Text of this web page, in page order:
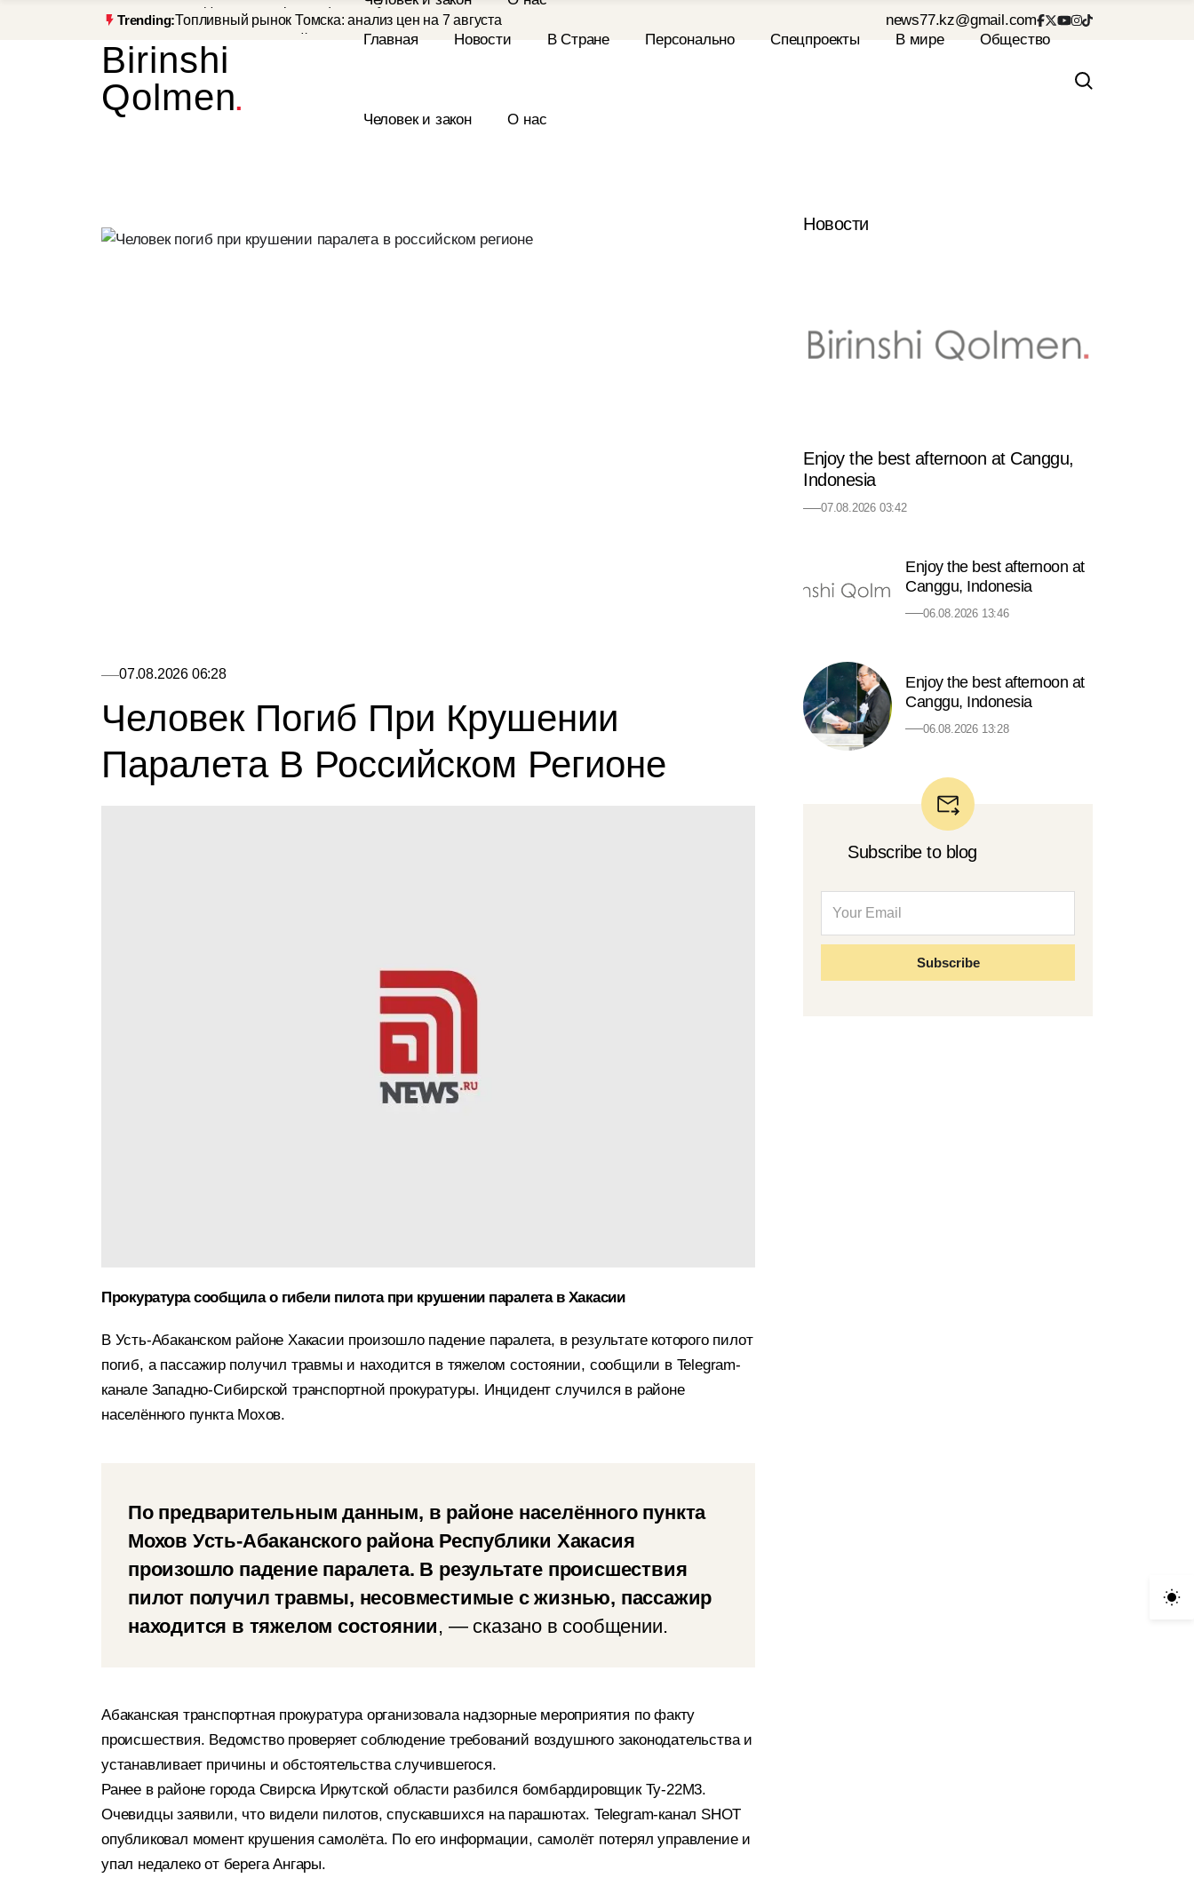
Trending:Топливный рынок Томска: анализ цен на 7 августа
Рывок к Днепру: найдено слабое место в крепости
ВСУ, будет мощный удар
Землетрясение магнитудой 4,9 произошло на юго-
news77.kz@gmail.com
Birinshi
Qolmen
07.08.2026 06:28
Человек Погиб При Крушении
Паралета В Российском Регионе
Прокуратура сообщила о гибели пилота при крушении паралета в Хакасии
В Усть-Абаканском районе Хакасии произошло падение паралета, в результате которого пилот
погиб, а пассажир получил травмы и находится в тяжелом состоянии, сообщили в Telegram-
канале Западно-Сибирской транспортной прокуратуры. Инцидент случился в районе
населённого пункта Мохов.
По предварительным данным, в районе населённого пункта
Мохов Усть-Абаканского района Республики Хакасия
произошло падение паралета. В результате происшествия
пилот получил травмы, несовместимые с жизнью, пассажир
находится в тяжелом состоянии, — сказано в сообщении.
Абаканская транспортная прокуратура организовала надзорные мероприятия по факту
происшествия. Ведомство проверяет соблюдение требований воздушного законодательства и
устанавливает причины и обстоятельства случившегося.
Ранее в районе города Свирска Иркутской области разбился бомбардировщик Ту-22М3.
Очевидцы заявили, что видели пилотов, спускавшихся на парашютах. Telegram-канал SHOT
опубликовал момент крушения самолёта. По его информации, самолёт потерял управление и
упал недалеко от берега Ангары.
Новости
Enjoy the best afternoon at Canggu,
Indonesia
07.08.2026 03:42
Enjoy the best afternoon at
Canggu, Indonesia
06.08.2026 13:46
Enjoy the best afternoon at
Canggu, Indonesia
06.08.2026 13:28
Subscribe to blog